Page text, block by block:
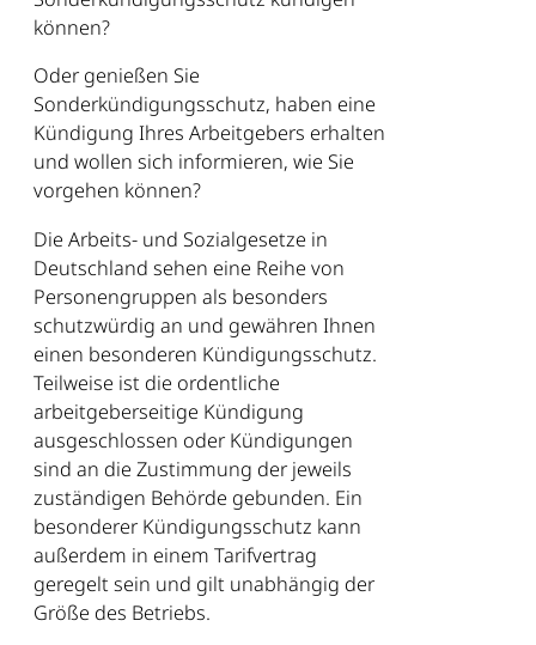
können?
Oder genießen Sie
Sonderkündigungsschutz, haben eine
Kündigung Ihres Arbeitgebers erhalten
und wollen sich informieren, wie Sie
vorgehen können?
Die Arbeits- und Sozialgesetze in
Deutschland sehen eine Reihe von
Personengruppen als besonders
schutzwürdig an und gewähren Ihnen
einen besonderen Kündigungsschutz.
Teilweise ist die ordentliche
arbeitgeberseitige Kündigung
ausgeschlossen oder Kündigungen
sind an die Zustimmung der jeweils
zuständigen Behörde gebunden. Ein
besonderer Kündigungsschutz kann
außerdem in einem Tarifvertrag
geregelt sein und gilt unabhängig der
Größe des Betriebs.